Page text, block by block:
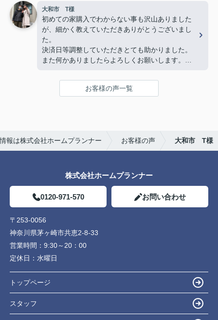
心感を感じるほど信頼していました。
物件探しだけでなく、気持ちの面でも支えていただ
き、本当に感謝しています。
心からおすすめしたい不動産屋さんです。
今後も何かありましたらよろしくお願いいたしま
す！(よろしくお願いします)
大和市 T様
初めての家購入でわからない事も沢山ありました
が、細かく教えていただきありがとうございまし
た。
決済日等調整していただきとても助かりました。
また何かありましたらよろしくお願いします。
さんの対応は丁寧かつ説明がわかりやすく、仲介手
数料が無料であるため選びました。
ホームプランナーさんでは購入者目線で相談に乗っ
てくれます。
お客様の声一覧
報は株式会社ホームプランナー お客様の声 大和市 T様
株式会社ホームプランナー
0120-971-570 お問い合わせ
〒253-0056
神奈川県茅ヶ崎市共恵2-8-33
営業時間： 9:30～20：00
定休日： 水曜日
トップページ
スタッフ